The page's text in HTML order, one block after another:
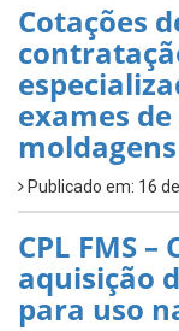
Cotações
exames
Publicado em: 16
CPL FMS
aquisição
para uso